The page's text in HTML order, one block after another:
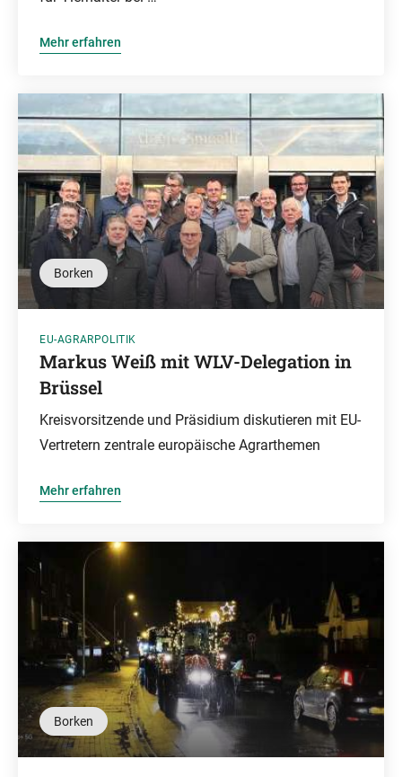
Mehr erfahren
Borken
EU-AGRARPOLITIK
Markus Weiß mit WLV-Delegation in
Brüssel
Kreisvorsitzende und Präsidium diskutieren mit EU-
Vertretern zentrale europäische Agrarthemen
Mehr erfahren
Borken